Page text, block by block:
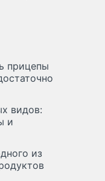
прицепы
видов:
и
из